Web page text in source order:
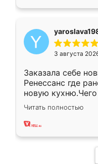
3 августа
Заказала себе
Ренессанс где
новую
вполне довольна.
два года,
Читать полностью